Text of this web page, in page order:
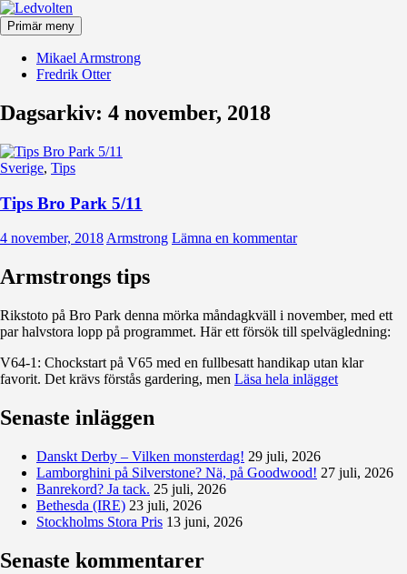
Hoppa
till
innehåll
Ledvolten
Primär meny
Mikael Armstrong
Fredrik Otter
Dagsarkiv: 4 november, 2018
Sverige, Tips
Tips Bro Park 5/11
4 november, 2018 Armstrong Lämna en kommentar
Armstrongs tips
Rikstoto på Bro Park denna mörka måndagkväll i november, med ett
par halvstora lopp på programmet. Här ett försök till spelvägledning:
V64-1: Chockstart på V65 med en fullbesatt handikap utan klar
favorit. Det krävs förstås gardering, men Läsa hela inlägget
Senaste inläggen
Danskt Derby – Vilken monsterdag! 29 juli, 2026
Lamborghini på Silverstone? Nä, på Goodwood! 27 juli, 2026
Banrekord? Ja tack. 25 juli, 2026
Bethesda (IRE) 23 juli, 2026
Stockholms Stora Pris 13 juni, 2026
Senaste kommentarer